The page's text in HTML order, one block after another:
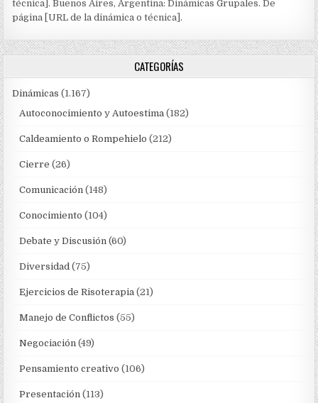
técnica]. Buenos Aires, Argentina: Dinámicas Grupales. De
página [URL de la dinámica o técnica].
CATEGORÍAS
Dinámicas (1.167)
Autoconocimiento y Autoestima (182)
Caldeamiento o Rompehielo (212)
Cierre (26)
Comunicación (148)
Conocimiento (104)
Debate y Discusión (60)
Diversidad (75)
Ejercicios de Risoterapia (21)
Manejo de Conflictos (55)
Negociación (49)
Pensamiento creativo (106)
Presentación (113)